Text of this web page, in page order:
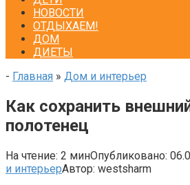
НОВОСТИ
ОТДЫХАЕМ!
ДОМ
ДИЕТЫ
- Главная » Дом и интерьер
Как сохранить
полотенец
На чтение: 2 минОпубликовано:
и интерьерАвтор: westsharm